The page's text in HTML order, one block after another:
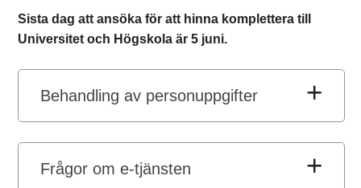
Sista dag att ansöka för att hinna komplettera till
Universitet och Högskola är 5 juni.
Behandling av personuppgifter
Frågor om e-tjänsten